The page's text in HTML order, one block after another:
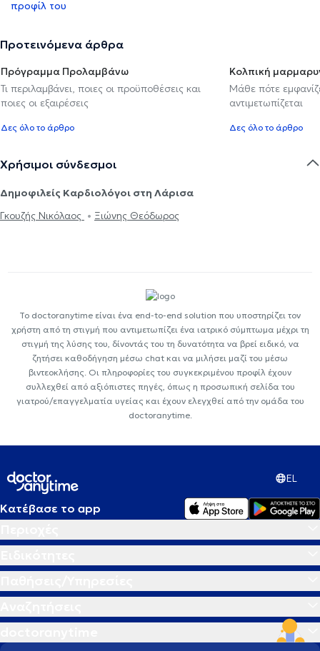
προφίλ του
Προτεινόμενα άρθρα
Πρόγραμμα Προλαμβάνω
Τι περιλαμβάνει, ποιες οι προϋποθέσεις και
ποιες οι εξαιρέσεις
Δες όλο το άρθρο
Κολπική
Μάθε πότε
αντιμετωπίζεται
Δες όλο το άρθρο
Χρήσιμοι σύνδεσμοι
Δημοφιλείς Καρδιολόγοι στη Λάρισα
Γκουζής Νικόλαος
Ξιώνης Θεόδωρος
Το doctoranytime είναι ένα end-to-end solution που υποστηρίζει τον
χρήστη από τη στιγμή που αντιμετωπίζει ένα ιατρικό σύμπτωμα μέχρι τη
στιγμή της λύσης του, δίνοντάς του τη δυνατότητα να βρεί ειδικό, να
ζητήσει καθοδήγηση μέσω chat και να μιλήσει μαζί του μέσω
βιντεοκλήσης. Οι πληροφορίες του συγκεκριμένου προφίλ έχουν
συλλεχθεί από αξιόπιστες πηγές, όπως η προσωπική σελίδα του
γιατρού/επαγγελματία υγείας και έχουν ελεγχθεί από την ομάδα του
doctoranytime.
EL
Κατέβασε το app